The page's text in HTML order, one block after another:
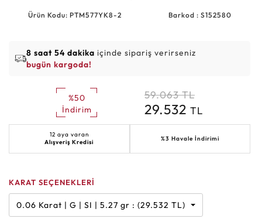
Ürün Kodu: PTM577YK8-2 Barkod : S152580
8 saat 54 dakika içinde sipariş verirseniz
bugün kargoda!
%50
İndirim
59.063 TL
29.532 TL
12 aya varan
Alışveriş Kredisi
%3 Havale İndirimi
KARAT SEÇENEKLERİ
0.06 Karat | G | SI | 5.27 gr : (29.532 TL)